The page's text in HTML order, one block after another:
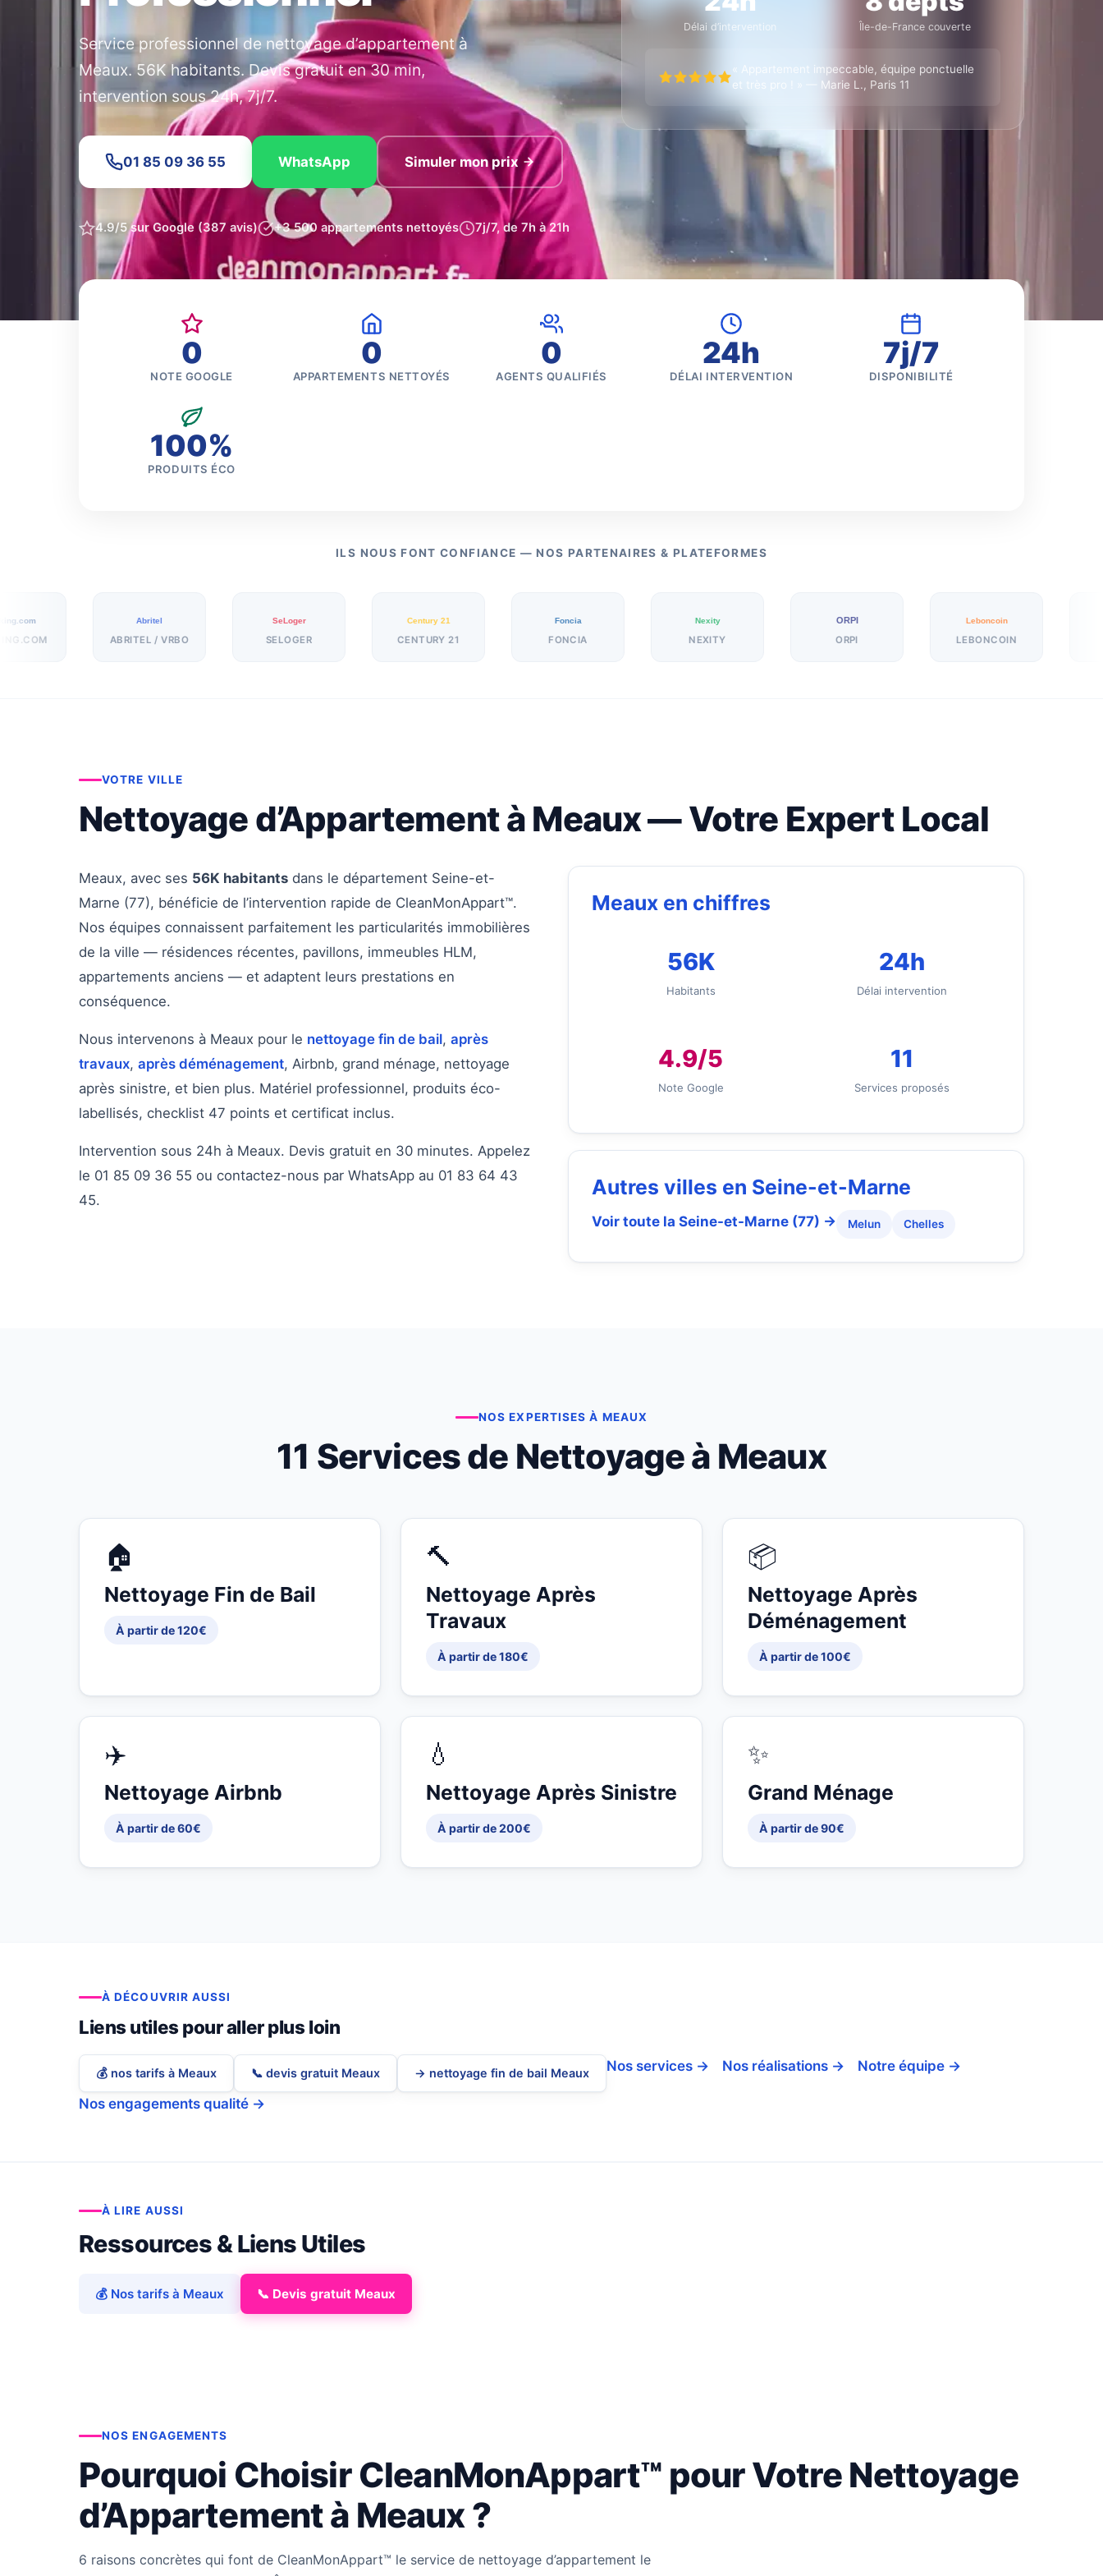
Service professionnel de nettoyage d’appartement à
Meaux. 56K habitants. Devis gratuit en 30 min,
intervention sous 24h, 7j/7.
01 85 09 36 55 WhatsApp Simuler mon prix
4.9/5 sur Google (387 avis) +3 500 appartements nettoyés 7j/7, de 7h à 21h
Délai d’intervention Île-de-France couverte
« Appartement impeccable, équipe ponctuelle
et très pro ! » — Marie L., Paris 11
0
NOTE GOOGLE
0
APPARTEMENTS NETTOYÉS
0
AGENTS QUALIFIÉS
24h
DÉLAI INTERVENTION
7j/7
DISPONIBILITÉ
100%
PRODUITS ÉCO
ILS NOUS FONT CONFIANCE — NOS PARTENAIRES & PLATEFORMES
ABRITEL / VRBO CENTURY 21
VOTRE VILLE
Nettoyage d’Appartement à Meaux — Votre Expert Local
Meaux, avec ses 56K habitants dans le département Seine-et-
Marne (77), bénéficie de l’intervention rapide de CleanMonAppart™.
Nos équipes connaissent parfaitement les particularités immobilières
de la ville — résidences récentes, pavillons, immeubles HLM,
appartements anciens — et adaptent leurs prestations en
conséquence.
Nous intervenons à Meaux pour le nettoyage fin de bail, après
travaux, après déménagement, Airbnb, grand ménage, nettoyage
après sinistre, et bien plus. Matériel professionnel, produits éco-
labellisés, checklist 47 points et certificat inclus.
Intervention sous 24h à Meaux. Devis gratuit en 30 minutes. Appelez
le 01 85 09 36 55 ou contactez-nous par WhatsApp au 01 83 64 43
45.
Meaux en chiffres
56K
Habitants
24h
Délai intervention
4.9/5
Note Google
11
Services proposés
Autres villes en Seine-et-Marne
Voir toute la Seine-et-Marne (77) → Melun Chelles
NOS EXPERTISES À MEAUX
11 Services de Nettoyage à Meaux
🏠
Nettoyage Fin de Bail
À partir de 120€
🔨
Nettoyage Après
Travaux
À partir de 180€
📦
Nettoyage Après
Déménagement
À partir de 100€
✈️
Nettoyage Airbnb
À partir de 60€
💧
Nettoyage Après Sinistre
À partir de 200€
✨
Grand Ménage
À partir de 90€
À DÉCOUVRIR AUSSI
Liens utiles pour aller plus loin
💰 nos tarifs à Meaux 📞 devis gratuit Meaux → nettoyage fin de bail Meaux Nos services → Nos réalisations → Notre équipe →
Nos engagements qualité →
À LIRE AUSSI
Ressources & Liens Utiles
💰 Nos tarifs à Meaux 📞 Devis gratuit Meaux
NOS ENGAGEMENTS
Pourquoi Choisir CleanMonAppart™ pour Votre Nettoyage
d’Appartement à Meaux ?
6 raisons concrètes qui font de CleanMonAppart™ le service de nettoyage d’appartement le